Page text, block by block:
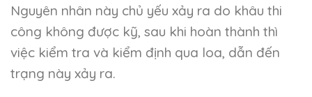
Nguyên nhân này chủ yếu xảy ra do khâu thi
công không được kỹ, sau khi hoàn thành thì
việc kiểm tra và kiểm định qua loa, dẫn đến
trạng này xảy ra.